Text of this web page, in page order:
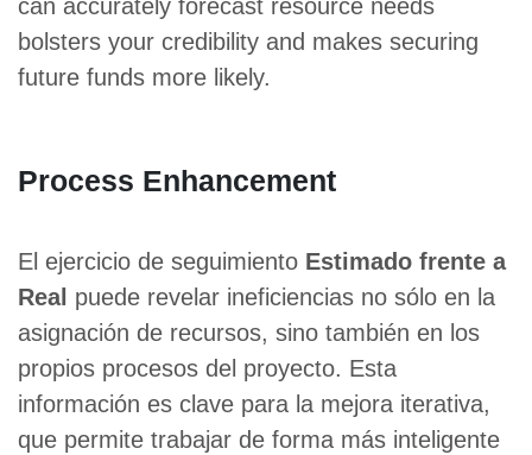
can accurately forecast resource needs
bolsters your credibility and makes securing
future funds more likely.
Process Enhancement
El ejercicio de seguimiento Estimado frente a
Real puede revelar ineficiencias no sólo en la
asignación de recursos, sino también en los
propios procesos del proyecto. Esta
información es clave para la mejora iterativa,
que permite trabajar de forma más inteligente